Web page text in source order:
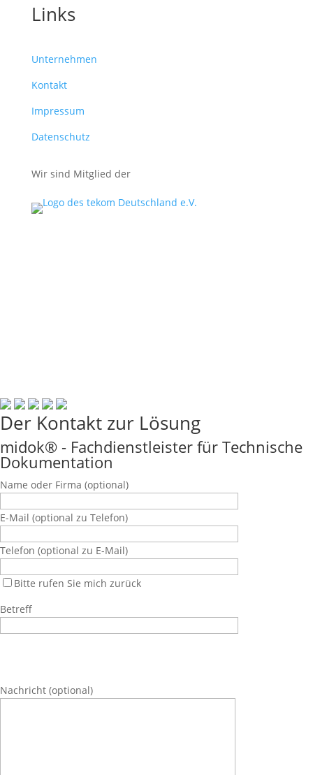
Links
Unternehmen
Kontakt
Impressum
Datenschutz
Wir sind Mitglied der
Der Kontakt zur Lösung
midok® - Fachdienstleister für Technische
Dokumentation
Name oder Firma (optional)
E-Mail (optional zu Telefon)
Telefon (optional zu E-Mail)
Bitte rufen Sie mich zurück
Betreff
Bitte lasse dieses Feld leer.
Nachricht (optional)